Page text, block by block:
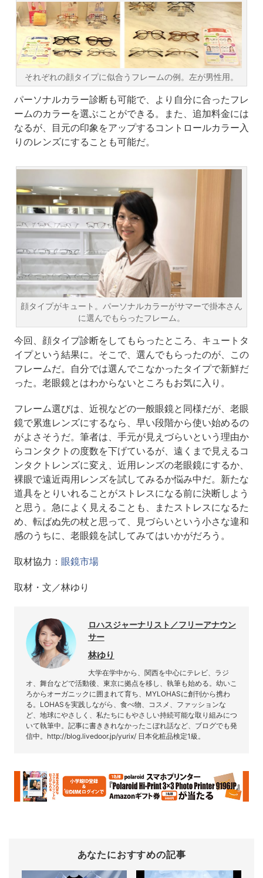
それぞれの顔タイプに似合うフレームの例。左が男性用。
パーソナルカラー診断も可能で、より自分に合ったフレ
ームのカラーを選ぶことができる。また、追加料金には
なるが、目元の印象をアップするコントロールカラー入
りのレンズにすることも可能だ。
顔タイプがキュート。パーソナルカラーがサマーで掛本さん
に選んでもらったフレーム。
今回、顔タイプ診断をしてもらったところ、キュートタ
イプという結果に。そこで、選んでもらったのが、この
フレームだ。自分では選んでこなかったタイプで新鮮だ
った。老眼鏡とはわからないところもお気に入り。
フレーム選びは、近視などの一般眼鏡と同様だが、老眼
鏡で累進レンズにするなら、早い段階から使い始めるの
がよさそうだ。筆者は、手元が見えづらいという理由か
らコンタクトの度数を下げているが、遠くまで見えるコ
ンタクトレンズに変え、近用レンズの老眼鏡にするか、
裸眼で遠近両用レンズを試してみるか悩み中だ。新たな
道具をとりいれることがストレスになる前に決断しよう
と思う。急によく見えることも、またストレスになるた
め、転ばぬ先の杖と思って、見づらいという小さな違和
感のうちに、老眼鏡を試してみてはいかがだろう。
取材協力： 眼鏡市場
取材・文／林ゆり
ロハスジャーナリスト／フリーアナウン
サー
林ゆり
大学在学中から、関西を中心にテレビ、ラジ
オ、舞台などで活動後、東京に拠点を移し、執筆も始める。幼いこ
ろからオーガニックに囲まれて育ち、MYLOHASに創刊から携わ
る。LOHASを実践しながら、食べ物、コスメ、ファッションな
ど、地球にやさしく、私たちにもやさしい持続可能な取り組みにつ
いて執筆中。記事に書ききれなかったこぼれ話など、ブログでも発
信中。http://blog.livedoor.jp/yurix/ 日本化粧品検定1級。
あなたにおすすめの記事